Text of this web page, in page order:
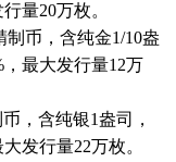
量20万枚。
制币，含纯金1/10盎
最大发行量12万
，含纯银1盎司，
发行量22万枚。